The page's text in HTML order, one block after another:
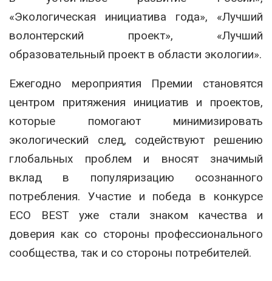
«Экологическая инициатива года», «Лучший
волонтерский проект», «Лучший
образовательный проект в области экологии».
Ежегодно мероприятия Премии становятся
центром притяжения инициатив и проектов,
которые помогают минимизировать
экологический след, содействуют решению
глобальных проблем и вносят значимый
вклад в популяризацию осознанного
потребления. Участие и победа в конкурсе
ECO BEST уже стали знаком качества и
доверия как со стороны профессионального
сообщества, так и со стороны потребителей.